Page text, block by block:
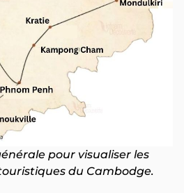
pour visualiser les
du Cambodge.